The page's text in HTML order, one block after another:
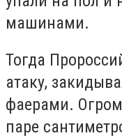
машинами.
Тогда
атаку,
фаерами.
паре